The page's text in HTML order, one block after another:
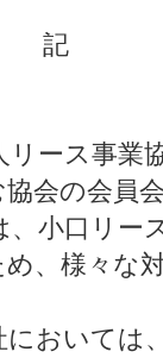
記
ース事業
会の会員
小口リー
、様々な
おいては